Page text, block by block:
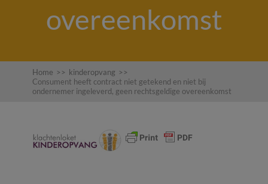
overeenkomst
Home >> kinderopvang >>
Consument heeft contract niet getekend en niet bij
ondernemer ingeleverd, geen rechtsgeldige overeenkomst